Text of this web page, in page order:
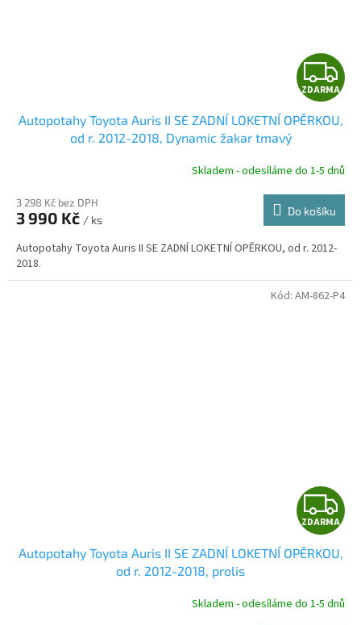
Z
D
R
ZDARMA
Autopotahy Toyota Auris II SE ZADNÍ LOKETNÍ OPĚRKOU,
od r. 2012-2018, Dynamic žakar tmavý
Skladem - odesíláme do 1-5 dnů
3 298 Kč bez DPH
3 990 Kč / ks
Do košíku
Autopotahy Toyota Auris II SE ZADNÍ LOKETNÍ OPĚRKOU, od r. 2012-
2018.
Z
D
R
ZDARMA
Autopotahy Toyota Auris II SE ZADNÍ LOKETNÍ OPĚRKOU,
od r. 2012-2018, prolis
Skladem - odesíláme do 1-5 dnů
Kód: AM-862-P4